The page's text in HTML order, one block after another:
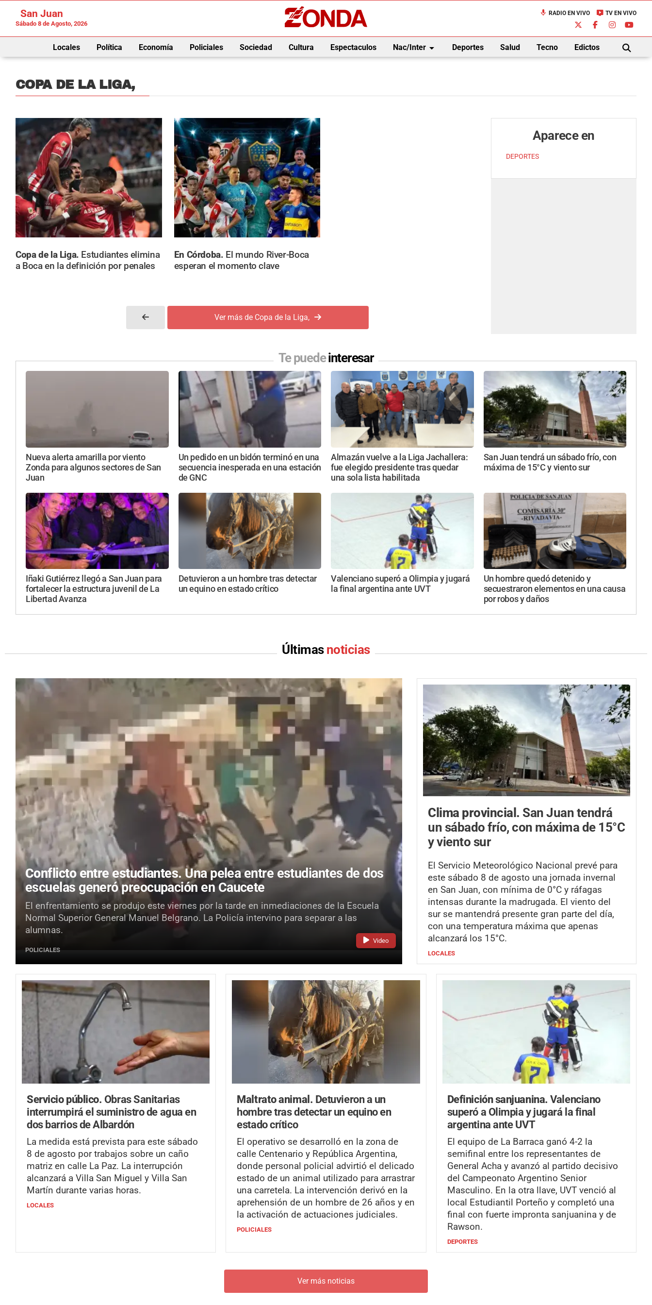
San Juan
Sábado 8 de Agosto, 2026
mic RADIO EN VIVO live_tv TV EN VIVO
Locales Política Economía Policiales Sociedad Cultura Espectaculos Nac/Interarrow_drop_down Deportes Salud Tecno Edictos
BUSCAR
COPA DE LA LIGA,
Copa de la Liga. Estudiantes elimina
a Boca en la definición por penales
En Córdoba. El mundo River-Boca
esperan el momento clave
Ver más de Copa de la Liga,
Aparece en
DEPORTES
Te puedeinteresar
Nueva alerta amarilla por viento
Zonda para algunos sectores de San
Juan
Un pedido en un bidón terminó en una
secuencia inesperada en una estación
de GNC
Almazán vuelve a la Liga Jachallera:
fue elegido presidente tras quedar
una sola lista habilitada
San Juan tendrá un sábado frío, con
máxima de 15°C y viento sur
Iñaki Gutiérrez llegó a San Juan para
fortalecer la estructura juvenil de La
Libertad Avanza
Detuvieron a un hombre tras detectar
un equino en estado crítico
Valenciano superó a Olimpia y jugará
la final argentina ante UVT
Un hombre quedó detenido y
secuestraron elementos en una causa
por robos y daños
Últimas noticias
Video
Conflicto entre estudiantes.Una pelea entre estudiantes de dos
escuelas generó preocupación en Caucete
El enfrentamiento se produjo este viernes por la tarde en inmediaciones de la Escuela
Normal Superior General Manuel Belgrano. La Policía intervino para separar a las
alumnas.
POLICIALES
Clima provincial. San Juan tendrá
un sábado frío, con máxima de 15°C
y viento sur
El Servicio Meteorológico Nacional prevé para
este sábado 8 de agosto una jornada invernal
en San Juan, con mínima de 0°C y ráfagas
intensas durante la madrugada. El viento del
sur se mantendrá presente gran parte del día,
con una temperatura máxima que apenas
alcanzará los 15°C.
LOCALES
Servicio público. Obras Sanitarias
interrumpirá el suministro de agua en
dos barrios de Albardón
La medida está prevista para este sábado
8 de agosto por trabajos sobre un caño
matriz en calle La Paz. La interrupción
alcanzará a Villa San Miguel y Villa San
Martín durante varias horas.
LOCALES
Maltrato animal. Detuvieron a un
hombre tras detectar un equino en
estado crítico
El operativo se desarrolló en la zona de
calle Centenario y República Argentina,
donde personal policial advirtió el delicado
estado de un animal utilizado para arrastrar
una carretela. La intervención derivó en la
aprehensión de un hombre de 26 años y en
la activación de actuaciones judiciales.
POLICIALES
Definición sanjuanina.Valenciano
superó a Olimpia y jugará la final
argentina ante UVT
El equipo de La Barraca ganó 4-2 la
semifinal entre los representantes de
General Acha y avanzó al partido decisivo
del Campeonato Argentino Senior
Masculino. En la otra llave, UVT venció al
local Estudiantil Porteño y completó una
final con fuerte impronta sanjuanina y de
Rawson.
DEPORTES
Ver más noticias